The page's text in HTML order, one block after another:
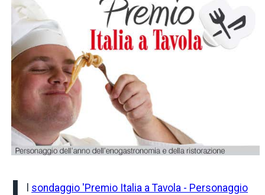
sondaggio 'Premio Italia a Tavola - Personaggio